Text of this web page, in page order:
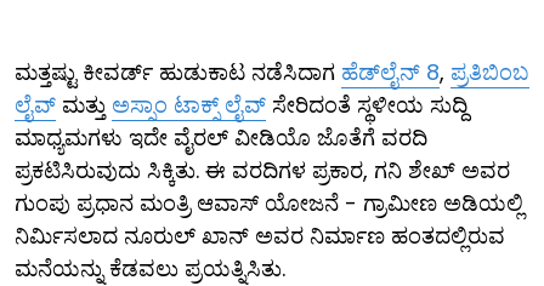
ಮತ್ತಷ್ಟು ಕೀವರ್ಡ್ ಹುಡುಕಾಟ ನಡೆಸಿದಾಗ ಹೆಡ್‌ಲೈನ್ 8, ಪ್ರತಿಬಿಂಬ
ಲೈವ್ ಮತ್ತು ಅಸ್ಸಾಂ ಟಾಕ್ಸ್ ಲೈವ್ ಸೇರಿದಂತೆ ಸ್ಥಳೀಯ ಸುದ್ದಿ
ಮಾಧ್ಯಮಗಳು ಇದೇ ವೈರಲ್ ವೀಡಿಯೊ ಜೊತೆಗೆ ವರದಿ
ಪ್ರಕಟಿಸಿರುವುದು ಸಿಕ್ಕಿತು. ಈ ವರದಿಗಳ ಪ್ರಕಾರ, ಗನಿ ಶೇಖ್ ಅವರ
ಗುಂಪು ಪ್ರಧಾನ ಮಂತ್ರಿ ಆವಾಸ್ ಯೋಜನೆ - ಗ್ರಾಮೀಣ ಅಡಿಯಲ್ಲಿ
ನಿರ್ಮಿಸಲಾದ ನೂರುಲ್ ಖಾನ್ ಅವರ ನಿರ್ಮಾಣ ಹಂತದಲ್ಲಿರುವ
ಮನೆಯನ್ನು ಕೆಡವಲು ಪ್ರಯತ್ನಿಸಿತು.